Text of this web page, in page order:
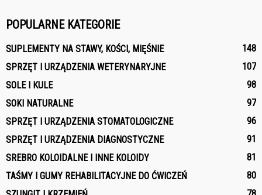
POPULARNE KATEGORIE
SUPLEMENTY NA STAWY, KOŚCI, MIĘŚNIE
148
SPRZĘT I URZĄDZENIA WETERYNARYJNE
107
SOLE I KULE
98
SOKI NATURALNE
97
SPRZĘT I URZĄDZENIA STOMATOLOGICZNE
96
SPRZĘT I URZĄDZENIA DIAGNOSTYCZNE
91
SREBRO KOLOIDALNE I INNE KOLOIDY
81
TAŚMY I GUMY REHABILITACYJNE DO ĆWICZEŃ
80